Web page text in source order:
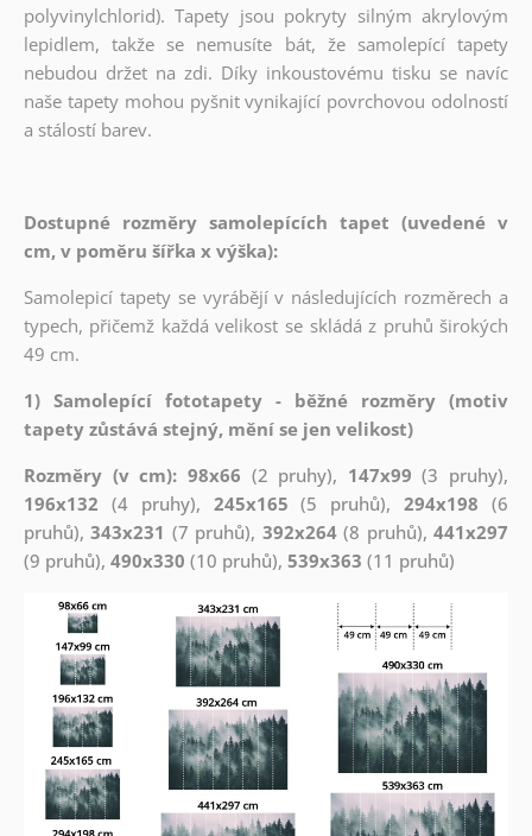
polyvinylchlorid). Tapety jsou pokryty silným akrylovým
lepidlem, takže se nemusíte bát, že samolepící tapety
nebudou držet na zdi. Díky inkoustovému tisku se navíc
naše tapety mohou pyšnit vynikající povrchovou odolností
a stálostí barev.
Dostupné rozměry samolepících tapet (uvedené v
cm, v poměru šířka x výška):
Samolepicí tapety se vyrábějí v následujících rozměrech a
typech, přičemž každá velikost se skládá z pruhů širokých
49 cm.
1) Samolepící fototapety - běžné rozměry (motiv
tapety zůstává stejný, mění se jen velikost)
Rozměry (v cm): 98x66 (2 pruhy), 147x99 (3 pruhy),
196x132 (4 pruhy), 245x165 (5 pruhů),294x198 (6
pruhů),343x231 (7 pruhů), 392x264(8 pruhů),441x297
(9 pruhů), 490x330 (10 pruhů), 539x363 (11 pruhů)